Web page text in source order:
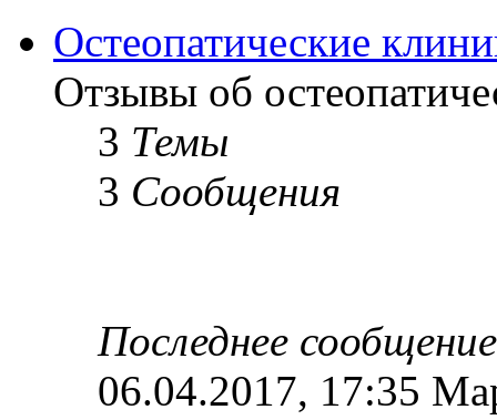
Остеопатические
Отзывы об
3 Темы
3 Сообщения
Последнее сообщение
06.04.2017, 17:35